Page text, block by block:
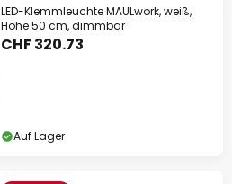
LED-Klemmleuchte MAULwork, weiß,
Höhe 50 cm, dimmbar
CHF 320.73
Auf Lager